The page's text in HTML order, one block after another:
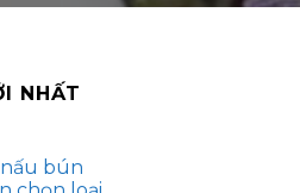
NHẤT
nấu bún